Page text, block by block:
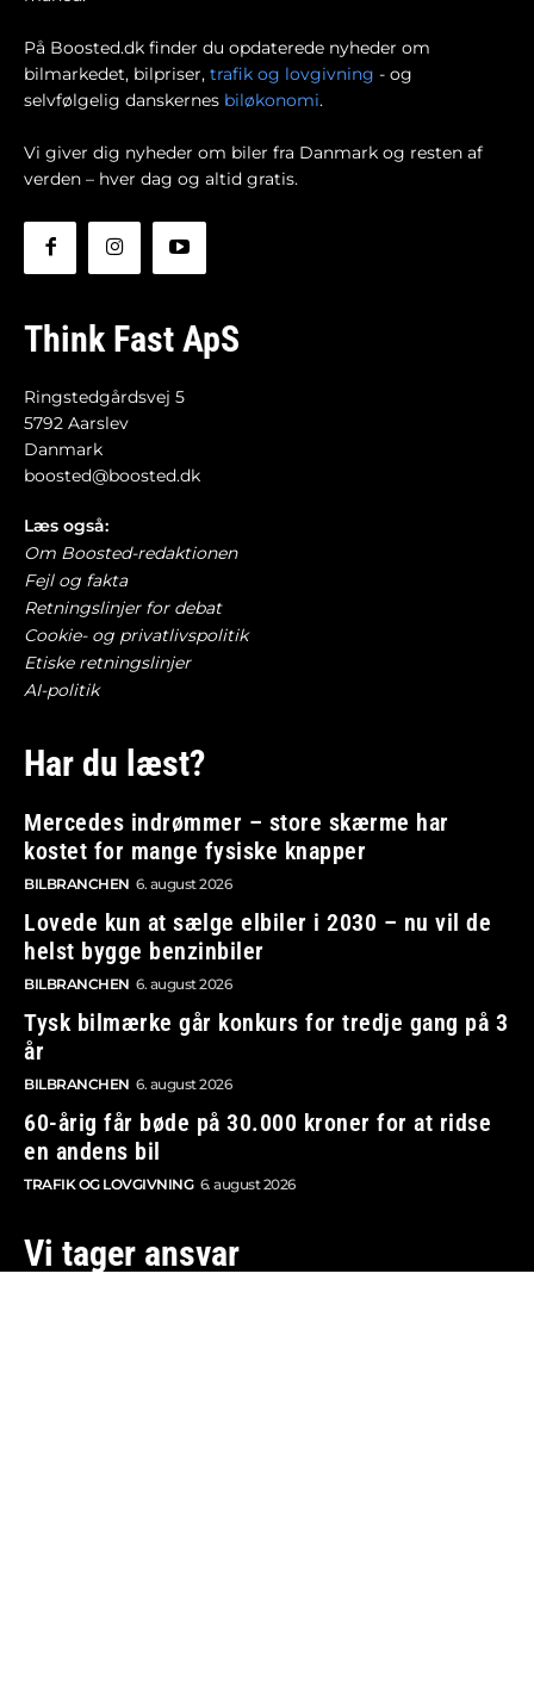
På Boosted.dk finder du opdaterede nyheder om
bilmarkedet, bilpriser, trafik og lovgivning - og
selvfølgelig danskernes biløkonomi.
Vi giver dig nyheder om biler fra Danmark og resten af
verden – hver dag og altid gratis.
Think Fast ApS
Ringstedgårdsvej 5
5792 Aarslev
Danmark
boosted@boosted.dk
Læs også:
Om Boosted-redaktionen
Fejl og fakta
Retningslinjer for debat
Cookie- og privatlivspolitik
Etiske retningslinjer
AI-politik
Har du læst?
Mercedes indrømmer – store skærme har
kostet for mange fysiske knapper
BILBRANCHEN 6. august 2026
Lovede kun at sælge elbiler i 2030 – nu vil de
helst bygge benzinbiler
BILBRANCHEN 6. august 2026
Tysk bilmærke går konkurs for tredje gang på 3
år
BILBRANCHEN 6. august 2026
60-årig får bøde på 30.000 kroner for at ridse
en andens bil
TRAFIK OG LOVGIVNING 6. august 2026
Vi tager ansvar